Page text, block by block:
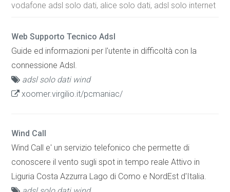
vodafone adsl solo dati, alice solo dati, adsl solo internet
Web Supporto Tecnico Adsl
Guide ed informazioni per l'utente in difficoltà con la
connessione Adsl.
adsl solo dati wind
xoomer.virgilio.it/pcmaniac/
Wind Call
Wind Call e' un servizio telefonico che permette di
conoscere il vento sugli spot in tempo reale Attivo in
Liguria Costa Azzurra Lago di Como e NordEst d'Italia.